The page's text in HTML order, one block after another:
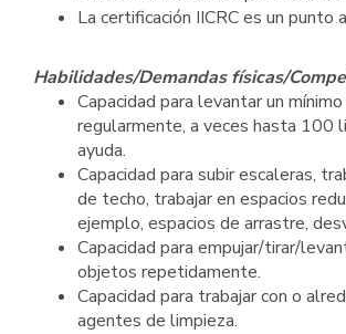
La certificación IICRC es un punto
Habilidades/Demandas físicas/
Capacidad para levantar un
regularmente, a veces hasta 100
ayuda.
Capacidad para subir escaleras,
de techo, trabajar en espacios
ejemplo, espacios de arrastre,
Capacidad para empujar/tirar/
objetos repetidamente.
Capacidad para trabajar con o
agentes de limpieza.